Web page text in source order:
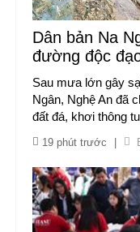
Dân bản Na
đường độc
Sau mưa lớn gây
Ngân, Nghệ An đã
đất đá, khơi thông
19 phút trước